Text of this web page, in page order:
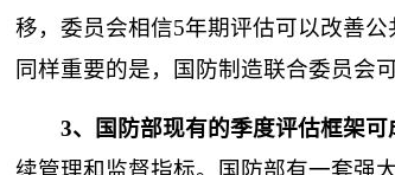
移，委员会相信5年期评估可以改善公
同样重要的是，国防制造联合委员会
3、国防部现有的季度评估框架可
续管理和监督指标。国防部有一套强